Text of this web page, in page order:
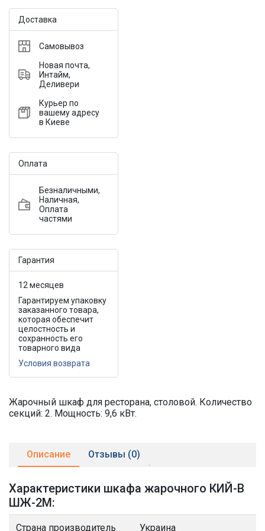
Доставка
Самовывоз
Новая почта,
Интайм,
Деливери
Курьер по
вашему адресу
в Киеве
Оплата
Безналичными,
Наличная,
Оплата
частями
Гарантия
12 месяцев
Гарантируем упаковку
заказанного товара,
которая обеспечит
целостность и
сохранность его
товарного вида
Условия возврата
Жарочный шкаф для ресторана, столовой. Количество
секций: 2. Мощность: 9,6 кВт.
Описание Отзывы (0)
Характеристики шкафа жарочного КИЙ-В
ШЖ-2М:
Страна производитель Украина